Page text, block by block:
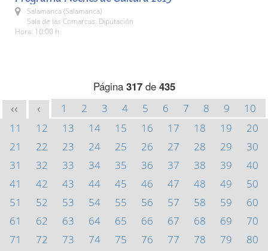
Salamanca (Salamanca)
Sala de las Comarcas. Diputación
Hora: 10:00 h.
Página 317de 435
<< < 1 2 3 4 5 6 7 8 9
10
11
12 13 14 15 16 17 18 19
20
21
22 23 24 25 26 27 28 29
30
31
32 33 34 35 36 37 38 39
40
41
42 43 44 45 46 47 48 49
50
51
52 53 54 55 56 57 58 59
60
61
62 63 64 65 66 67 68 69
70
71
72 73 74 75 76 77 78 79
80